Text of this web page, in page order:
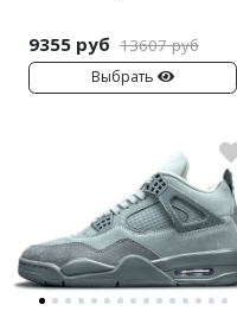
9355 руб 13607 руб
Выбрать